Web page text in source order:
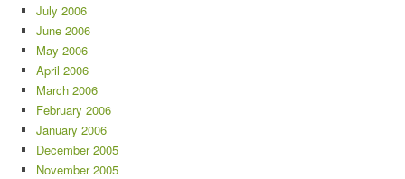
July 2006
June 2006
May 2006
April 2006
March 2006
February 2006
January 2006
December 2005
November 2005